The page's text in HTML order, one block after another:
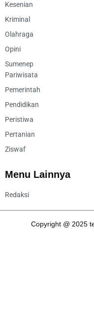
Kesenian
Kriminal
Olahraga
Opini
Sumenep
Pariwisata
Pemerintah
Pendidikan
Peristiwa
Pertanian
Ziswaf
Menu Lainnya
Redaksi
Copyright @ 2025